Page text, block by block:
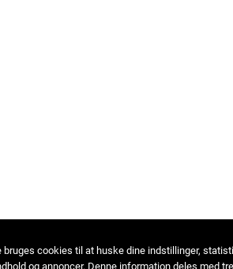
bruges cookies til at huske dine indstillinger,
og annoncer. Denne information deles med